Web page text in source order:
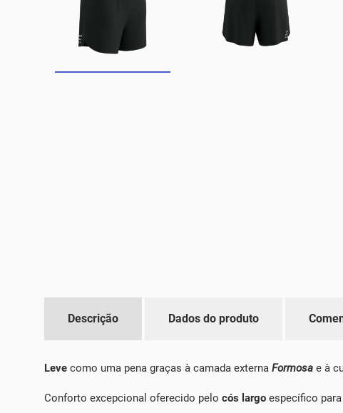
Descrição Dados do produto
Leve como uma pena graças à camada externa Formosa e à
Conforto excepcional oferecido pelo cós largo específico para